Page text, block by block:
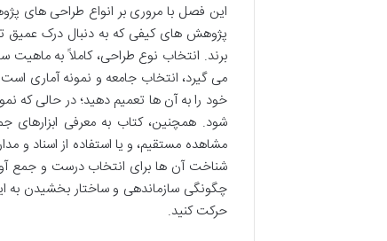
این فصل با مروری بر انواع طراحی های
پژوهش های کیفی که به دنبال درک عمیق
برند. انتخاب نوع طراحی، کاملاً به
می گیرد، انتخاب جامعه و نمونه آماری
خود را به آن ها تعمیم دهید؛ در حالی که
شود. همچنین، کتاب به معرفی ابزارهای
مشاهده مستقیم، و یا استفاده از اسناد و
شناخت آن ها برای انتخاب درست و جمع
چگونگی سازماندهی و ساختار بخشیدن به
حرکت کنید.